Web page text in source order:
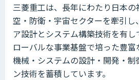
三菱重工は、長年にわたり日本
空・防衛・宇宙セクターを牽引し
ア設計とシステム構築技術を有
ローバルな事業基盤で培った豊富
機械・システムの設計・開発・制
ン技術を蓄積しています。